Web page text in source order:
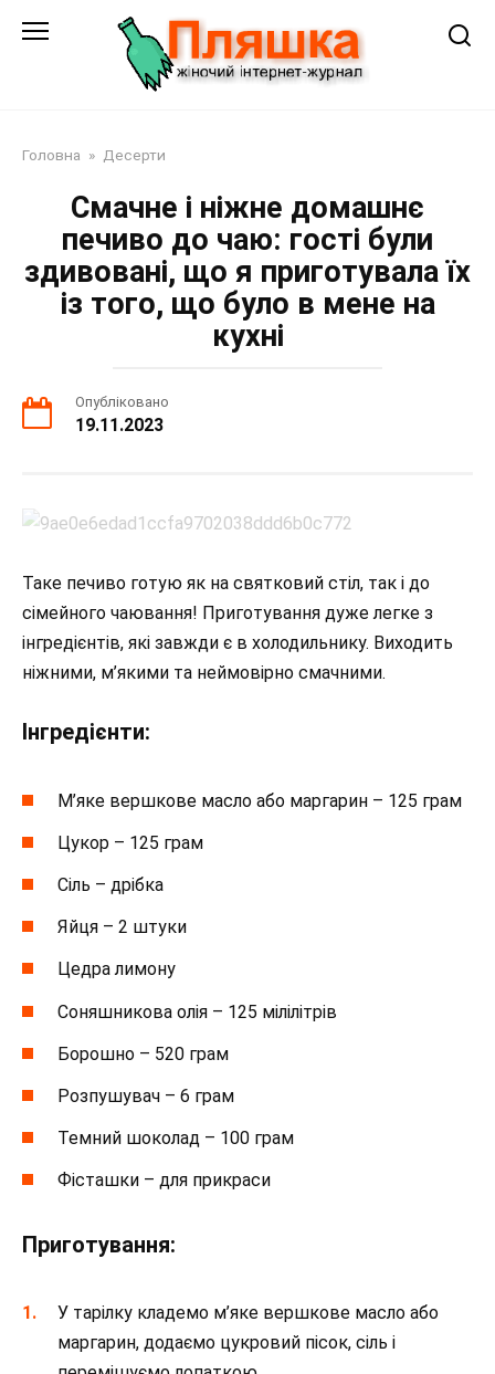
Головна » Десерти
Смачне і ніжне домашнє
печиво до чаю: гості були
здивовані, що я приготувала їх
із того, що було в мене на
кухні
Опубліковано
19.11.2023
Таке печиво готую як на святковий стіл, так і до
сімейного чаювання! Приготування дуже легке з
інгредієнтів, які завжди є в холодильнику. Виходить
ніжними, м’якими та неймовірно смачними.
Інгредієнти:
М’яке вершкове масло або маргарин – 125 грам
Цукор – 125 грам
Сіль – дрібка
Яйця – 2 штуки
Цедра лимону
Соняшникова олія – 125 мілілітрів
Борошно – 520 грам
Розпушувач – 6 грам
Темний шоколад – 100 грам
Фісташки – для прикраси
Приготування:
У тарілку кладемо м’яке вершкове масло або
маргарин, додаємо цукровий пісок, сіль і